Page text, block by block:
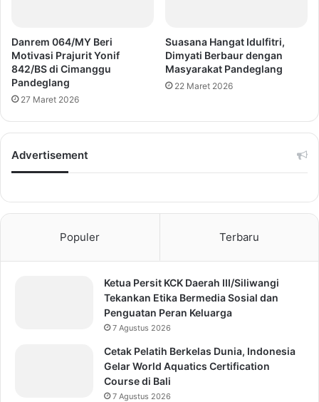
Danrem 064/MY Beri
Motivasi Prajurit Yonif
842/BS di Cimanggu
Pandeglang
27 Maret 2026
Suasana Hangat Idulfitri,
Dimyati Berbaur dengan
Masyarakat Pandeglang
22 Maret 2026
Advertisement
Populer Terbaru
Ketua Persit KCK Daerah III/Siliwangi
Tekankan Etika Bermedia Sosial dan
Penguatan Peran Keluarga
7 Agustus 2026
Cetak Pelatih Berkelas Dunia, Indonesia
Gelar World Aquatics Certification
Course di Bali
7 Agustus 2026